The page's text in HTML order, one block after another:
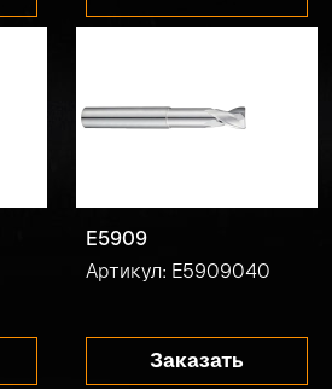
E5909
Артикул: E5909040
Заказать